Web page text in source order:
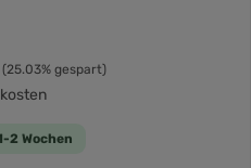
(25.03% gespart)
2 Wochen